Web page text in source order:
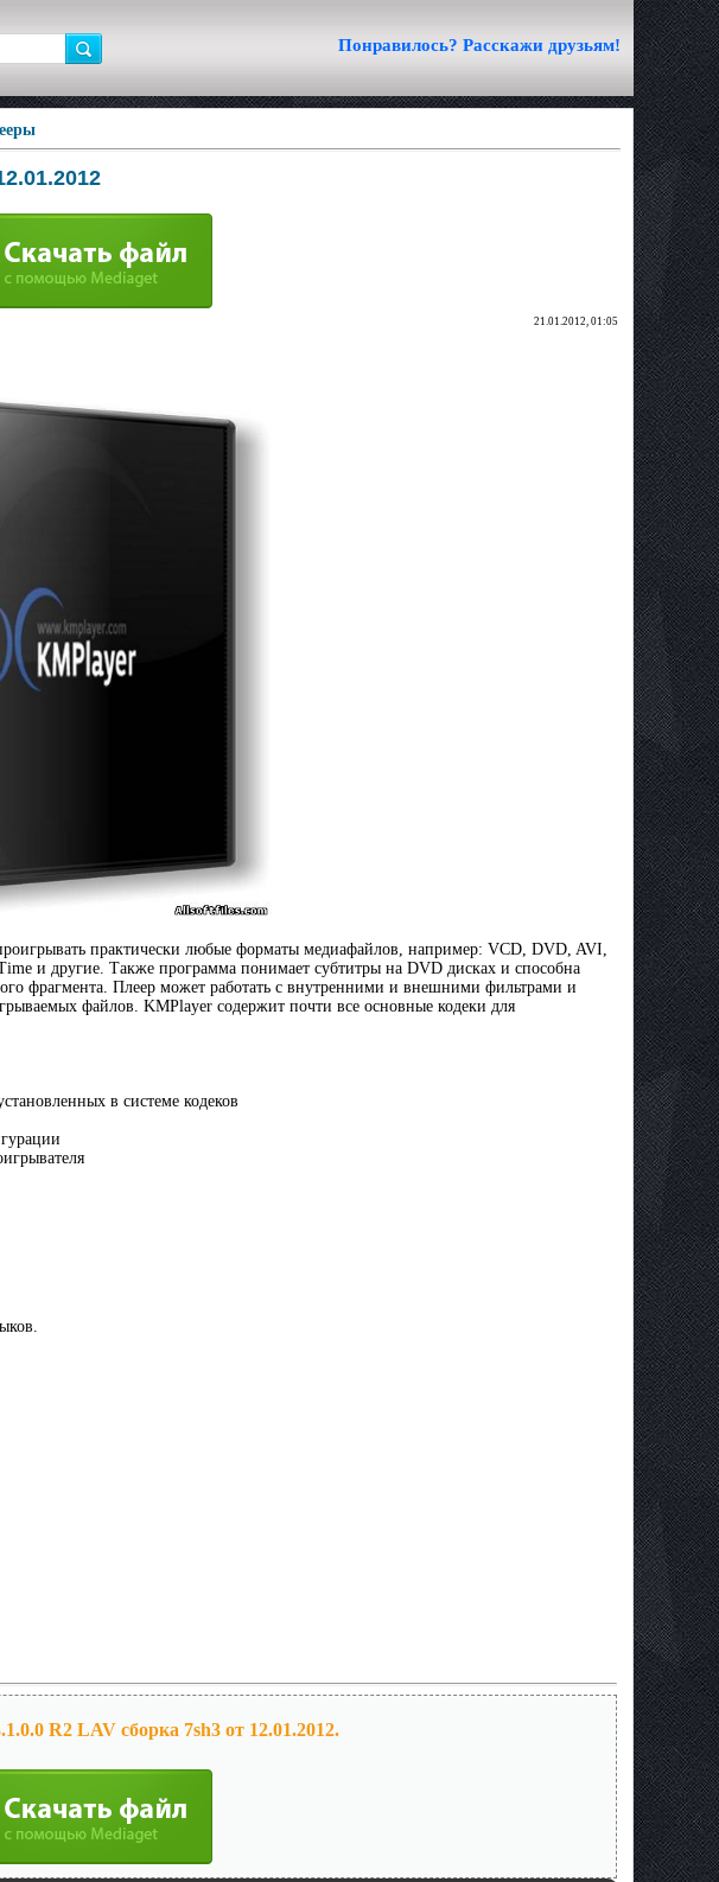
Понравилось? Расскажи друзьям!
21.01.2012, 01:05
практически любые форматы медиафайлов, например: VCD, DVD, AVI,
и другие. Также программа понимает субтитры на DVD дисках и способна
фрагмента. Плеер может работать с внутренними и внешними фильтрами и
файлов. KMPlayer содержит почти все основные кодеки для
в системе кодеков
R2 LAV сборка 7sh3 от 12.01.2012.